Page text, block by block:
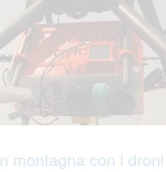
montagna con i droni